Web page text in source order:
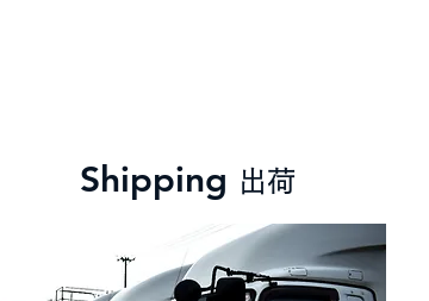
Shipping ​出荷